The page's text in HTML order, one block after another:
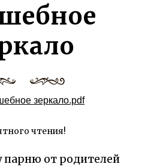
зеркало.pdf
чтения!
парню от родителей